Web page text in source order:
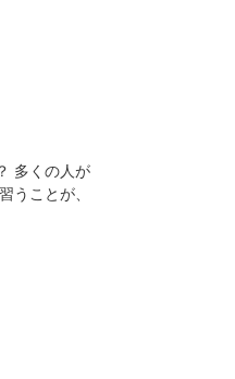
多くの人が
うことが、